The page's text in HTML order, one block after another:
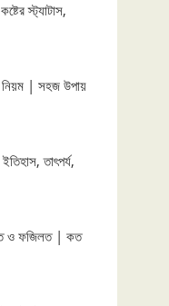
স্ট্যাটাস,
নিয়ম | সহজ উপায়
তাৎপর্য,
ও ফজিলত | কত